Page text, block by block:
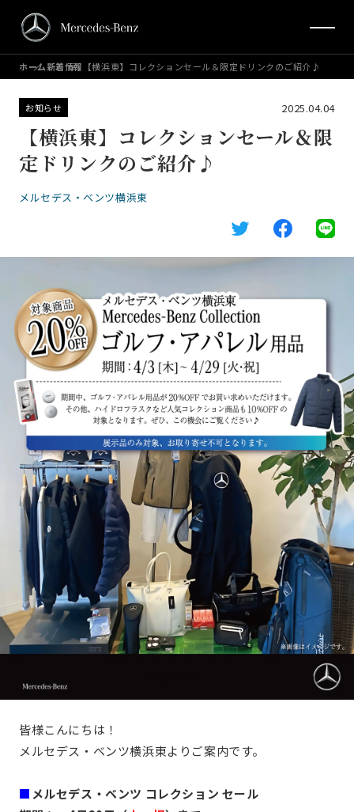
ホーム新着情報 【横浜東】コレクションセール＆限定ドリンクのご紹介♪
お知らせ 2025.04.04
【横浜東】コレクションセール＆限
定ドリンクのご紹介♪
メルセデス・ベンツ横浜東
皆様こんにちは！
メルセデス・ベンツ横浜東よりご案内です。
■メルセデス・ベンツ コレクション セール